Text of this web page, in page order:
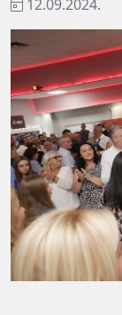
12.09.2024.